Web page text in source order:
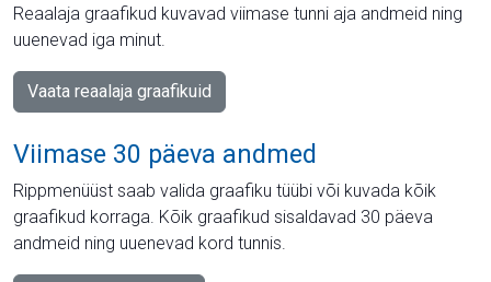
Reaalaja graafikud kuvavad viimase tunni aja andmeid ning
uuenevad iga minut.
Vaata reaalaja graafikuid
Viimase 30 päeva andmed
Rippmenüüst saab valida graafiku tüübi või kuvada kõik
graafikud korraga. Kõik graafikud sisaldavad 30 päeva
andmeid ning uuenevad kord tunnis.